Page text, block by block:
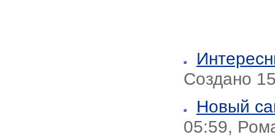
Создано
Новый
05:59,